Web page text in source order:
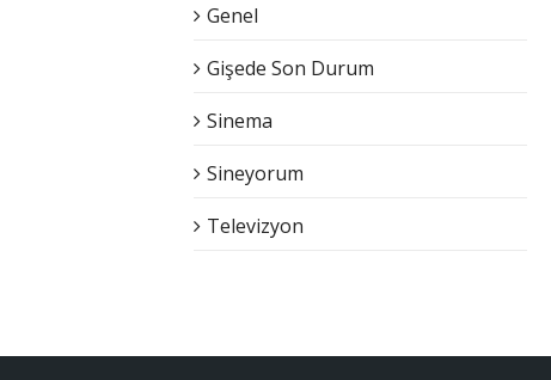
Genel
Gişede Son Durum
Sinema
Sineyorum
Televizyon